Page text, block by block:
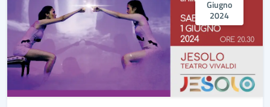
Giugno
2024